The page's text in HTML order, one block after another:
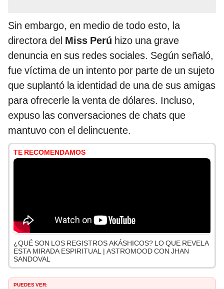
Sin embargo, en medio de todo esto, la
directora del Miss Perú hizo una grave
denuncia en sus redes sociales. Según señaló,
fue víctima de un intento por parte de un sujeto
que suplantó la identidad de una de sus amigas
para ofrecerle la venta de dólares. Incluso,
expuso las conversaciones de chats que
mantuvo con el delincuente.
TE RECOMENDAMOS
¿QUÉ SON LOS REGISTROS AKÁSHICOS? LO QUE REVELA
ESTA MIRADA ESPIRITUAL | ASTROMOOD CON JHAN
SANDOVAL
PUEDES VER: